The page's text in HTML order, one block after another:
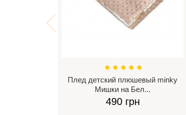
Плед детский плюшевый minky
Мишки на Бел...
490 грн